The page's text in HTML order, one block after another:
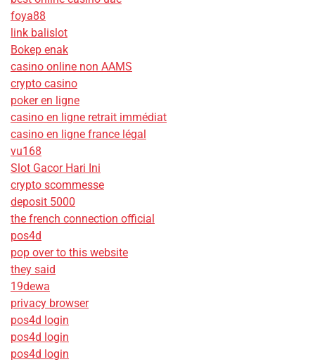
foya88
link balislot
Bokep enak
casino online non AAMS
crypto casino
poker en ligne
casino en ligne retrait immédiat
casino en ligne france légal
vu168
Slot Gacor Hari Ini
crypto scommesse
deposit 5000
the french connection official
pos4d
pop over to this website
they said
19dewa
privacy browser
pos4d login
pos4d login
pos4d login